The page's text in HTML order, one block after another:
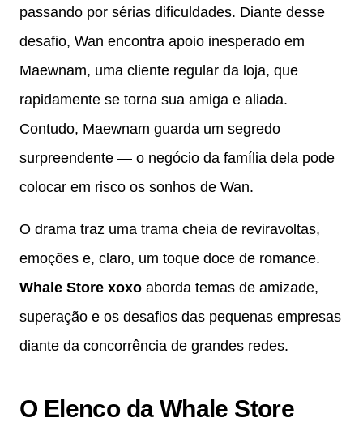
passando por sérias dificuldades. Diante desse
desafio, Wan encontra apoio inesperado em
Maewnam, uma cliente regular da loja, que
rapidamente se torna sua amiga e aliada.
Contudo, Maewnam guarda um segredo
surpreendente — o negócio da família dela pode
colocar em risco os sonhos de Wan.
O drama traz uma trama cheia de reviravoltas,
emoções e, claro, um toque doce de romance.
Whale Store xoxo aborda temas de amizade,
superação e os desafios das pequenas empresas
diante da concorrência de grandes redes.
O Elenco da Whale Store